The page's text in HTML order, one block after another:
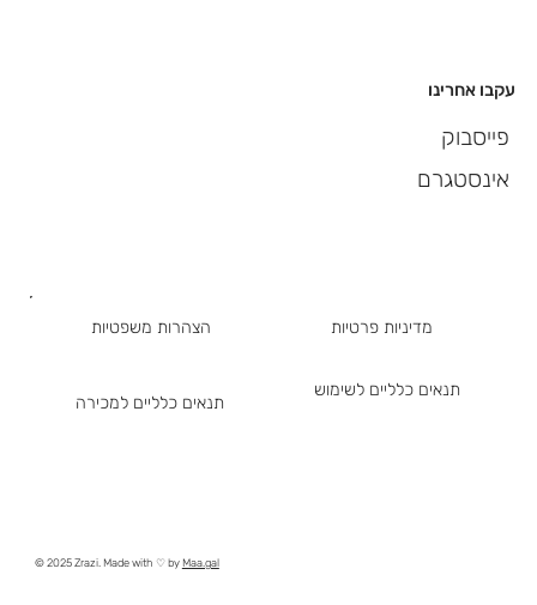
עקבו אחרינו
פייסבוק
אינסטגרם
מדיניות פרטיות
תנאים כלליים למכירה
תנאים כלליים לשימוש
הצהרות משפטיות
© 2025 Zrazi. Made with ♡ byMaa.gal